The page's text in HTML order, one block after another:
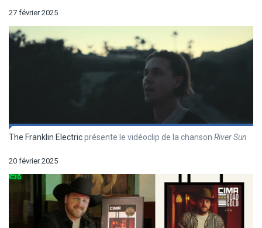
27 février 2025
The Franklin Electricprésente le vidéoclip de la chanson River Sun
20 février 2025